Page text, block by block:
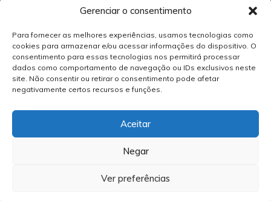
Gerenciar o consentimento
Para fornecer as melhores experiências, usamos tecnologias como
cookies para armazenar e/ou acessar informações do dispositivo. O
consentimento para essas tecnologias nos permitirá processar
dados como comportamento de navegação ou IDs exclusivos neste
site. Não consentir ou retirar o consentimento pode afetar
negativamente certos recursos e funções.
Aceitar
Negar
Ver preferências
Instrumentação
Multímetro Analógico
Programação
Uncategorized
CONTATO
Celista Cursos, CNPJ: 65.500.580/0001-21. Todos os direitos